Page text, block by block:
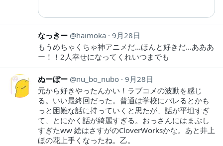
なっきー haimoka 9月28日
もうめちゃくちゃ神アニメだ…ほんと好きだ…あああ
ー！！2人幸せになってくれいつまでも
ぬーぼー nu_bo_nubo 9月28日
元から好きやったんかい！ラブコメの波動を感じ
る。いい最終回だった。普通は学校にバレるとかも
っと困難な話に持っていくと思たが、話が平坦すぎ
て、とにかく話が綺麗すぎる。おっさんにはまぶし
すぎたww 絵はさすがのCloverWorksかな。あと井上
ほの花上手くなったね。乙。